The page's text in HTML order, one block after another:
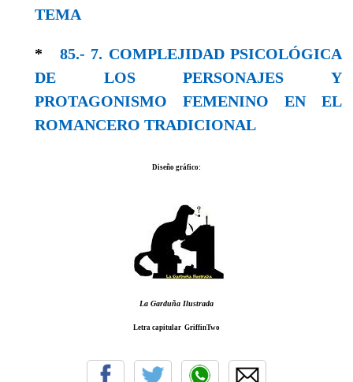
TEMA
* 85.- 7. COMPLEJIDAD PSICOLÓGICA
DE LOS PERSONAJES Y
PROTAGONISMO FEMENINO EN EL
ROMANCERO TRADICIONAL
Diseño gráfico:
La Garduña Ilustrada
Letra capitular GriffinTwo